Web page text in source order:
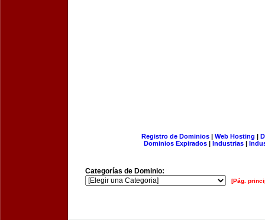
Registro de Dominios| Web Hosting |
Dominios Expirados | Industrias |
Categorías de Dominio:
[Pág.